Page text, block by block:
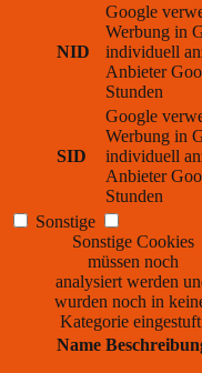
NID
Google
Werbung in
individuell
Anbieter
Stunden
SID
Google
Werbung in
individuell
Anbieter
Stunden
Sonstige
Sonstige Cookies
müssen noch
analysiert werden
wurden noch in
Kategorie
Name